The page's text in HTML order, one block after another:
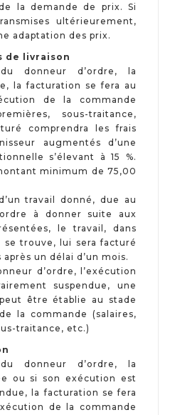
la demande de prix. Si
ultérieurement,
adaptation des prix.
de livraison
donneur d’ordre, la
la facturation se fera au
de la commande
sous-traitance,
comprendra les frais
augmentés d’une
s’élevant à 15 %.
minimum de 75,00
travail donné, due au
à donner suite aux
le travail, dans
se trouve, lui sera facturé
un délai d’un mois.
d’ordre, l’exécution
suspendue, une
être établie au stade
la commande (salaires,
traitance, etc.)
donneur d’ordre, la
ou si son exécution est
la facturation se fera
de la commande